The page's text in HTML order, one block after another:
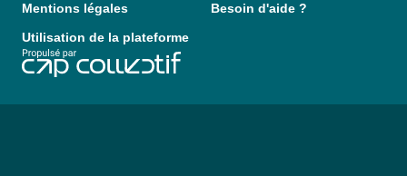
Mentions légales
Besoin d'aide ?
Utilisation de la plateforme